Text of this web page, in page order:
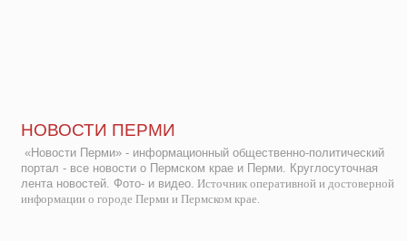
НОВОСТИ ПЕРМИ
«Новости Перми» - информационный общественно-политический
портал - все новости о Пермском крае и Перми. Круглосуточная
лента новостей. Фото- и видео. Источник оперативной и достоверной
информации о городе Перми и Пермском крае.